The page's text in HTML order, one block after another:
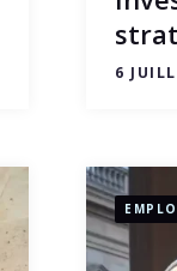
6